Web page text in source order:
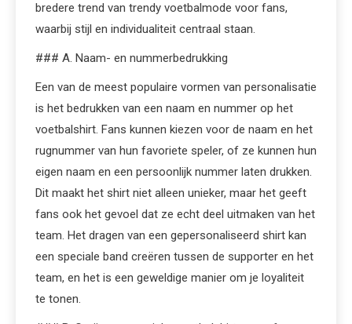
bredere trend van trendy voetbalmode voor fans,
waarbij stijl en individualiteit centraal staan.
### A. Naam- en nummerbedrukking
Een van de meest populaire vormen van personalisatie
is het bedrukken van een naam en nummer op het
voetbalshirt. Fans kunnen kiezen voor de naam en het
rugnummer van hun favoriete speler, of ze kunnen hun
eigen naam en een persoonlijk nummer laten drukken.
Dit maakt het shirt niet alleen unieker, maar het geeft
fans ook het gevoel dat ze echt deel uitmaken van het
team. Het dragen van een gepersonaliseerd shirt kan
een speciale band creëren tussen de supporter en het
team, en het is een geweldige manier om je loyaliteit
te tonen.